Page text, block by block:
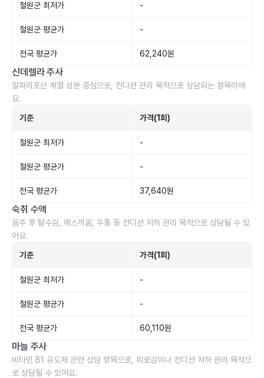
철원군 최저가 -
철원군 평균가 -
전국 평균가 62,240원
신데렐라 주사
알파리포산 계열 성분 중심으로, 컨디션 관리 목적으로 상담되는 항목이에
요.
기준 가격(1회)
철원군 최저가 -
철원군 평균가 -
전국 평균가 37,640원
숙취 수액
음주 후 탈수감, 메스꺼움, 두통 등 컨디션 저하 관리 목적으로 상담될 수 있
어요.
기준 가격(1회)
철원군 최저가 -
철원군 평균가 -
전국 평균가 60,110원
마늘 주사
비타민 B1 유도체 관련 상담 항목으로, 피로감이나 컨디션 저하 관리 목적으
로 상담될 수 있어요.